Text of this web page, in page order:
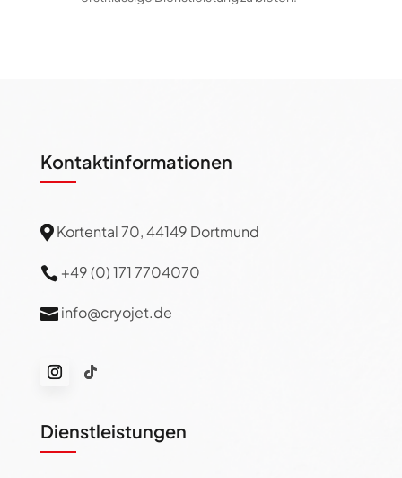
Kontaktinformationen
 Kortental 70, 44149 Dortmund
 +49 (0) 171 7704070
 info@cryojet.de
Dienstleistungen